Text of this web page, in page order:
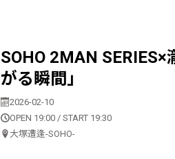
SOHO 2MAN
がる瞬間」
2026-02-10
OPEN 19:00 / START 19:30
大塚遭逢-SOHO-